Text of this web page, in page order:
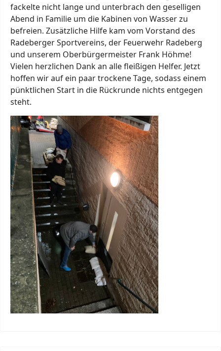
fackelte nicht lange und unterbrach den geselligen
Abend in Familie um die Kabinen von Wasser zu
befreien. Zusätzliche Hilfe kam vom Vorstand des
Radeberger Sportvereins, der Feuerwehr Radeberg
und unserem Oberbürgermeister Frank Höhme!
Vielen herzlichen Dank an alle fleißigen Helfer. Jetzt
hoffen wir auf ein paar trockene Tage, sodass einem
pünktlichen Start in die Rückrunde nichts entgegen
steht.